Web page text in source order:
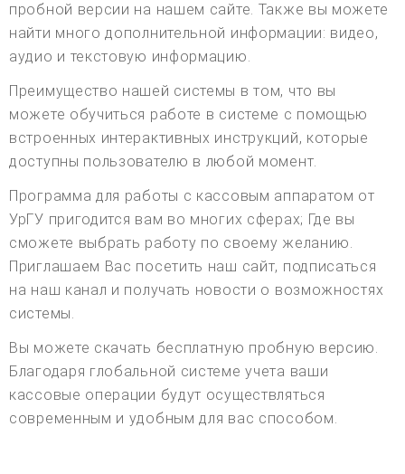
пробной версии на нашем сайте. Также вы можете
найти много дополнительной информации: видео,
аудио и текстовую информацию.
Преимущество нашей системы в том, что вы
можете обучиться работе в системе с помощью
встроенных интерактивных инструкций, которые
доступны пользователю в любой момент.
Программа для работы с кассовым аппаратом от
УрГУ пригодится вам во многих сферах; Где вы
сможете выбрать работу по своему желанию.
Приглашаем Вас посетить наш сайт, подписаться
на наш канал и получать новости о возможностях
системы.
Вы можете скачать бесплатную пробную версию.
Благодаря глобальной системе учета ваши
кассовые операции будут осуществляться
современным и удобным для вас способом.